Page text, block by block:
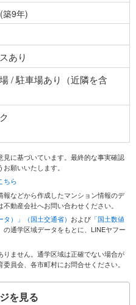
築9年)
あり
/ 駐車場あり（近隣を含
に基づいています。最終的な事実確認
願いいたします。
ちら
などから作成したマンション情報のデ
動産会社へお問い合わせください。
）」（国土交通省） および 「国土数値
の通学区域データをもとに、LINEヤフー
ません。通学区域は正確でない場合が
員会、各市町村にお問合せください。
を見る